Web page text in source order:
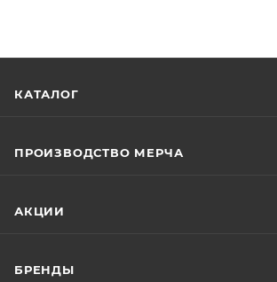
КАТАЛОГ
ПРОИЗВОДСТВО МЕРЧА
АКЦИИ
БРЕНДЫ